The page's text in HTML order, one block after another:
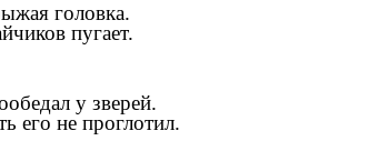
головка.
пугает.
у зверей.
его не проглотил.